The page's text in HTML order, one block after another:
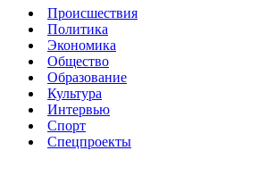
Происшествия
Политика
Экономика
Общество
Образование
Культура
Интервью
Спорт
Спецпроекты